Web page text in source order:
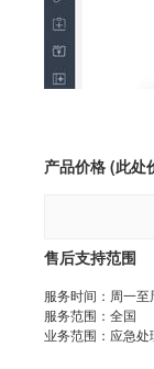
产品价格 (此处
售后支持范围
服务时间：周一
服务范围：全国
业务范围：应急处